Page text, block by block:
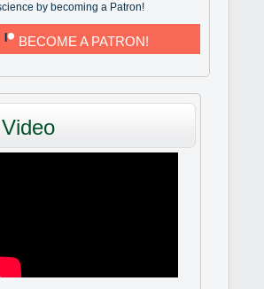
by becoming a Patron!
BECOME A PATRON!
Video